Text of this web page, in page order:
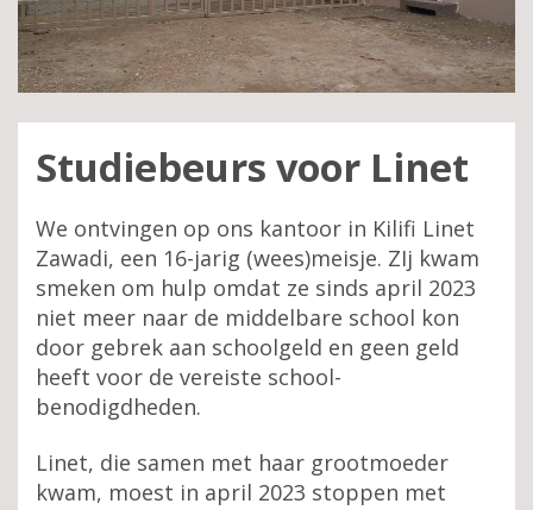
Studiebeurs voor Linet
We ontvingen op ons kantoor in Kilifi Linet
Zawadi, een 16-jarig (wees)meisje. ZIj kwam
smeken om hulp omdat ze sinds april 2023
niet meer naar de middelbare school kon
door gebrek aan schoolgeld en geen geld
heeft voor de vereiste school-
benodigdheden.
Linet, die samen met haar grootmoeder
kwam, moest in april 2023 stoppen met